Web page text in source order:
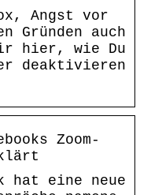
Angst vor
Gründen auch
hier, wie Du
deaktivieren
Zoom-
hat eine neue